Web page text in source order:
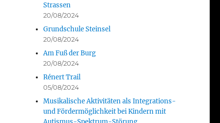
Strassen
20/08/2024
Grundschule Steinsel
20/08/2024
Am Fuß der Burg
20/08/2024
Rénert Trail
05/08/2024
Musikalische Aktivitäten als Integrations-
und Fördermöglichkeit bei Kindern mit